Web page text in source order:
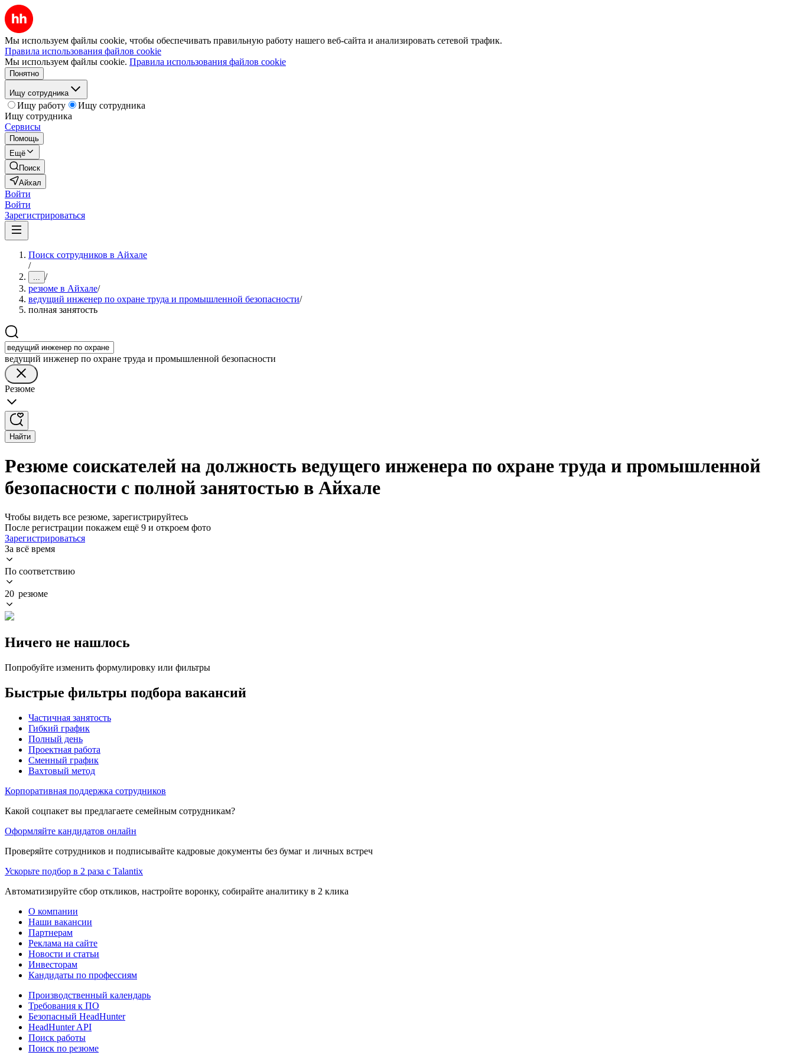
Мы используем файлы cookie, чтобы обеспечивать правильную работу нашего веб-сайта и анализировать сетевой трафик.
Правила использования файлов cookie
Мы используем файлы cookie. Правила использования файлов cookie
Понятно
Ищу сотрудника
Ищу работу
Ищу сотрудника
Ищу сотрудника
Сервисы
Помощь
Ещё
Поиск
Айхал
Войти
Войти
Зарегистрироваться
Поиск сотрудников в Айхале
/
... /
резюме в Айхале/
ведущий инженер по охране труда и промышленной безопасности/
полная занятость
ведущий инженер по охране труда и промышленной безопасности
Резюме
Найти
Резюме соискателей на должность ведущего инженера по охране труда и промышленной
безопасности с полной занятостью в Айхале
Чтобы видеть все резюме, зарегистрируйтесь
После регистрации покажем ещё 9 и откроем фото
Зарегистрироваться
За всё время
По соответствию
20 резюме
Ничего не нашлось
Попробуйте изменить формулировку или фильтры
Быстрые фильтры подбора вакансий
Частичная занятость
Гибкий график
Полный день
Проектная работа
Сменный график
Вахтовый метод
Корпоративная поддержка сотрудников
Какой соцпакет вы предлагаете семейным сотрудникам?
Оформляйте кандидатов онлайн
Проверяйте сотрудников и подписывайте кадровые документы без бумаг и личных встреч
Ускорьте подбор в 2 раза с Talantix
Автоматизируйте сбор откликов, настройте воронку, собирайте аналитику в 2 клика
О компании
Наши вакансии
Партнерам
Реклама на сайте
Новости и статьи
Инвесторам
Кандидаты по профессиям
Производственный календарь
Требования к ПО
Безопасный HeadHunter
HeadHunter API
Поиск работы
Поиск по резюме